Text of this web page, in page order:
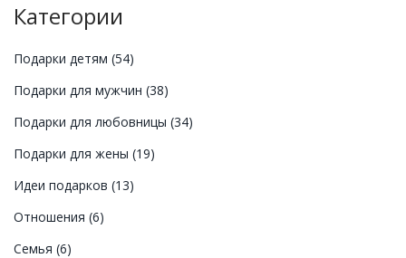
Категории
Подарки детям (54)
Подарки для мужчин (38)
Подарки для любовницы (34)
Подарки для жены (19)
Идеи подарков (13)
Отношения (6)
Семья (6)